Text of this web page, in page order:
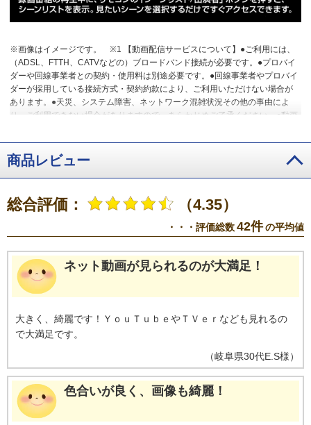
※画像はイメージです。
※1 【動画配信サービスについて】●ご利用には、
（ADSL、FTTH、CATVなどの）ブロードバンド接続が必要です。●プロバイ
ダーや回線事業者との契約・使用料は別途必要です。●回線事業者やプロバイ
ダーが採用している接続方式・契約約款により、ご利用いただけない場合が
あります。●天災、システム障害、ネットワーク混雑状況その他の事由によ
り、ご利用できない場合がありますので、あらかじめご了承ください。●動画
名称およびサービスの内容は、予告なく変更・終了する場合があります。
※2 【おまかせ録画に関するご注意】●USBハードディスク接続時に対応して
います。●ご利用にはインターネットへの接続環境が必要です。詳しくは、メ
ーカーHPをご覧ください。●おまかせ録画は、「みるコレ パック」でお好き
なテーマ（みるコレパック）におまかせ録画を登録することでご利用いただ
けます。●おまかせ録画された番組は、おまかせ録画用に設定したハードディ
スク領域の空き容量によって、古い順番から自動で削除されます。保存して
おきたい番組は、おまかせ録画する前に通常録画予約に変更したり、録画さ
かせ録画できない番組や、おまかせ録画予約対象の番組でも、通常予約や視
聴予約など優先される予約によって、録画されない場合があります。連続ド
ラマ番組など確実に録画したい番組は通常録画予約することをおすすめしま
す。●サービスは予告なく変更や終了する場合があります。●一部対象外のチ
ャンネルがあります。
※3 【シーン/出演者について】●「シーン」「出演
者・詳細」「シーズン」情報のご利用にはインターネットへの接続が必要で
す。●インターネットの接続には、通信事業者やプロバイダー（インターネッ
ト接続業者）との契約が必要です。●シーン情報は、「関東」「東海（静岡県
除く）」「関西」地区で放送されているNHK総合、Eテレ（ともに関東の場合
は「NHK放送センター」、東海の場合は「NHK名古屋放送局」、関西の場合
は「NHK大阪放送局」から放送された番組）、および民放キー局の地上デジ
タル放送の番組に対応しています。それ以外の地域では、NHK総合、Eテレ
（ともに「NHK放送センター」から放送された番組）、および関東の民放キ
商品レビュー
総合評価： （4.35）
・・・評価総数42件の平均値
ネット動画が見られるのが大満足！
大きく、綺麗です！ＹｏｕＴｕｂｅやＴＶｅｒなども見れるの
で大満足です。
（岐阜県30代E.S様）
色合いが良く、画像も綺麗！